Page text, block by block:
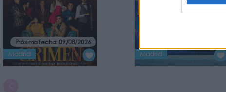
Próxima fecha: 09/08/2026
Madrid
Madrid